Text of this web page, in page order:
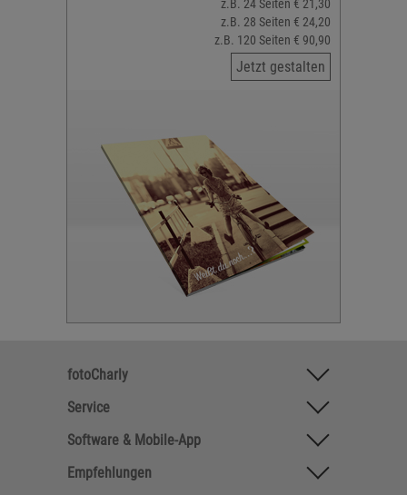
z.B. 24 Seiten € 21,30
z.B. 28 Seiten € 24,20
z.B. 120 Seiten € 90,90
Jetzt gestalten
fotoCharly
Service
Software & Mobile-App
Empfehlungen